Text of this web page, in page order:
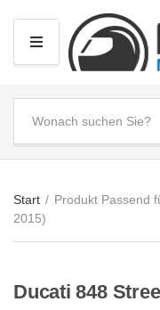
M
U
e
g
n
c
h
t
Start / Produkt Passend
2015)
Ducati 848